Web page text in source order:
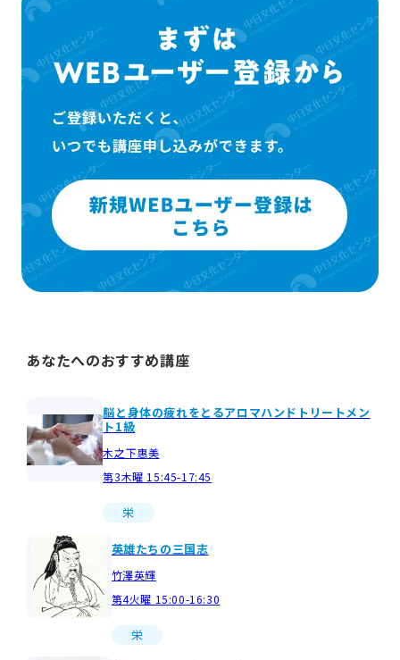
あなたへのおすすめ講座
脳と身体の疲れをとるアロマハンドトリートメン
ト1級
木之下惠美
第3木曜 15:45-17:45
栄
英雄たちの三国志
竹澤英輝
第4火曜 15:00-16:30
栄